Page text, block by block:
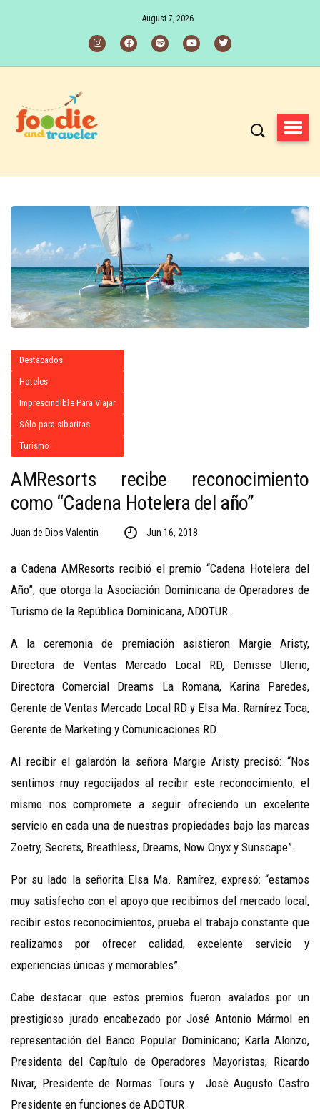
August 7, 2026
Destacados
Hoteles
Imprescindible Para Viajar
Sólo para sibaritas
Turismo
AMResorts recibe reconocimiento
como “Cadena Hotelera del año”
Juan de Dios Valentin Jun 16, 2018
a Cadena AMResorts recibió el premio “Cadena Hotelera del
Año”, que otorga la Asociación Dominicana de Operadores de
Turismo de la República Dominicana, ADOTUR.
A la ceremonia de premiación asistieron Margie Aristy,
Directora de Ventas Mercado Local RD, Denisse Ulerio,
Directora Comercial Dreams La Romana, Karina Paredes,
Gerente de Ventas Mercado Local RD y Elsa Ma. Ramírez Toca,
Gerente de Marketing y Comunicaciones RD.
Al recibir el galardón la señora Margie Aristy precisó: “Nos
sentimos muy regocijados al recibir este reconocimiento; el
mismo nos compromete a seguir ofreciendo un excelente
servicio en cada una de nuestras propiedades bajo las marcas
Zoetry, Secrets, Breathless, Dreams, Now Onyx y Sunscape”.
Por su lado la señorita Elsa Ma. Ramírez, expresó: “estamos
muy satisfecho con el apoyo que recibimos del mercado local,
recibir estos reconocimientos, prueba el trabajo constante que
realizamos por ofrecer calidad, excelente servicio y
experiencias únicas y memorables”.
Cabe destacar que estos premios fueron avalados por un
prestigioso jurado encabezado por José Antonio Mármol en
representación del Banco Popular Dominicano; Karla Alonzo,
Presidenta del Capítulo de Operadores Mayoristas; Ricardo
Nivar, Presidente de Normas Tours y José Augusto Castro
Presidente en funciones de ADOTUR.